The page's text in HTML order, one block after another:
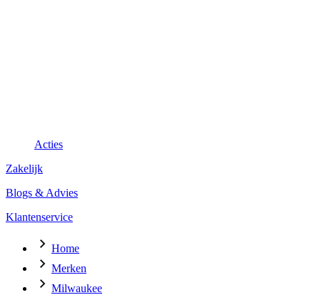
Acties
Zakelijk
Blogs & Advies
Klantenservice
Home
Merken
Milwaukee